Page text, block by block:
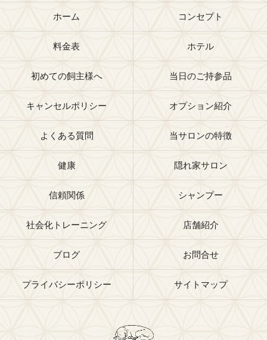
ホーム コンセプト
料金表 ホテル
初めての飼主様へ 当日のご持参品
キャンセルポリシー オプション紹介
よくある質問 当サロンの特徴
健康 隠れ家サロン
信頼関係 シャンプー
社会化トレーニング 店舗紹介
ブログ お問合せ
プライバシーポリシー サイトマップ